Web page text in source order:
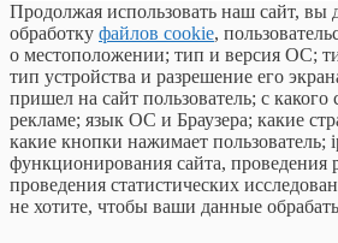
Продолжая использовать наш сайт, вы
обработку файлов cookie,
о местоположении; тип и версия ОС;
тип устройства и разрешение его
пришел на сайт пользователь; с какого
рекламе; язык ОС и Браузера; какие
какие кнопки нажимает пользователь;
функционирования сайта, проведения
проведения статистических
не хотите, чтобы ваши данные